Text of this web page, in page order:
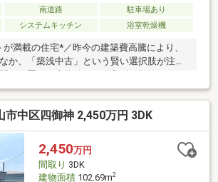
南道路
駐車場あり
システムキッチン 浴室乾燥機
満載の住宅*／昨今の建築費高騰により、
か、「築浅中古」という賢い選択肢が注目
使用されており、室内コンディションは良
☆☆幡多小学校まで徒歩約16分（約1250
で徒歩約10分（約780ｍ）宇野バス・雄町
9分（約700ｍ）*☆―お問合せ方法―☆*【資
ォームをご入力いただくか、お電話の方は
軽にどうぞ♪
市中区四御神 2,450万円 3DK
2,450万円
間取り 3DK
建物面積102.69m2